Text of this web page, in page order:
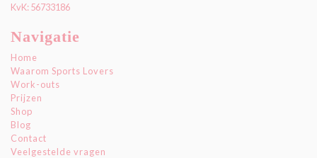
KvK: 56733186
Navigatie
Home
Waarom Sports Lovers
Work-outs
Prijzen
Shop
Blog
Contact
Veelgestelde vragen